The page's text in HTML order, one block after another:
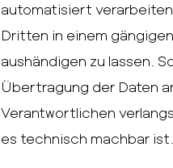
automatisiert
Dritten in einem
aushändigen zu lassen.
Übertragung der Daten
Verantwortlichen
es technisch machbar ist.